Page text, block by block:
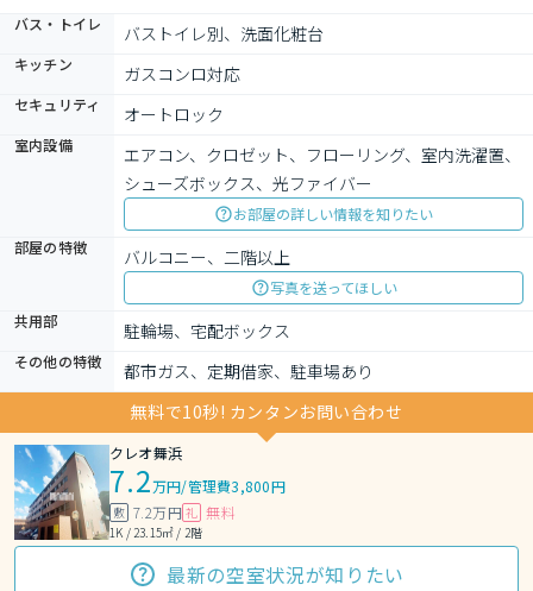
バス・トイレ バストイレ別、洗面化粧台
キッチン ガスコンロ対応
セキュリティ オートロック
室内設備
エアコン、クロゼット、フローリング、室内洗濯置、
シューズボックス、光ファイバー
お部屋の詳しい情報を知りたい
部屋の特徴
バルコニー、二階以上
写真を送ってほしい
共用部
駐輪場、宅配ボックス
その他の特徴
都市ガス、定期借家、駐車場あり
無料で10秒! カンタンお問い合わせ
クレオ舞浜
7.2万円/管理費3,800円
敷 7.2万円 礼 無料
1K / 23.15㎡ / 2階
最新の空室状況が知りたい